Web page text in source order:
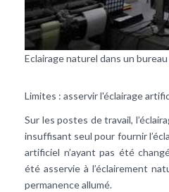
Eclairage naturel dans un
Limites : asservir l'éclairage
Sur les postes de travail,
insuffisant seul pour fournir
artificiel n’ayant pas été
été asservie à l’éclairement
permanence allumé.